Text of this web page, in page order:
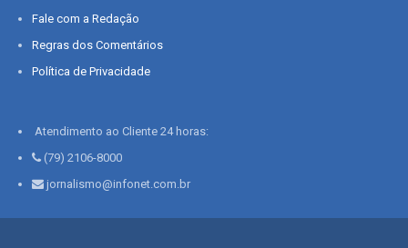
Fale com a Redação
Regras dos Comentários
Política de Privacidade
Atendimento ao Cliente 24 horas:
(79) 2106-8000
jornalismo@infonet.com.br